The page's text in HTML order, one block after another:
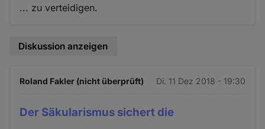
... zu verteidigen.
Diskussion anzeigen
Roland Fakler (nicht überprüft) Di. 11 Dez 2018 - 19:30
Der Säkularismus sichert die